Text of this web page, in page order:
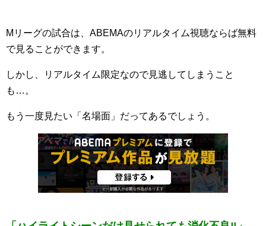
Mリーグの試合は、ABEMAのリアルタイム視聴ならば無料
で見ることができます。
しかし、リアルタイム限定なので見逃してしまうこと
も…。
もう一度見たい「名場面」だってあるでしょう。